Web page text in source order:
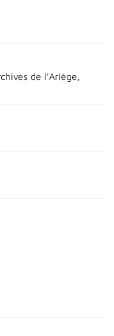
de l’Ariège,